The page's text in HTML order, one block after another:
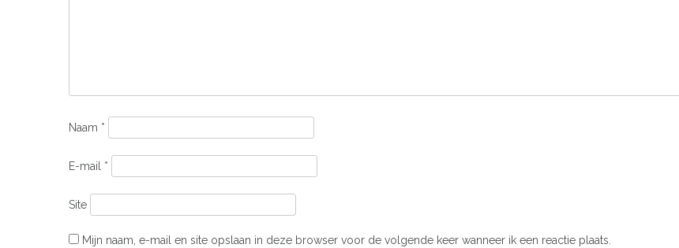
Naam *
E-mail *
Site
Mijn naam, e-mail en site opslaan in deze browser voor de volgende keer wanneer ik een reactie plaats.